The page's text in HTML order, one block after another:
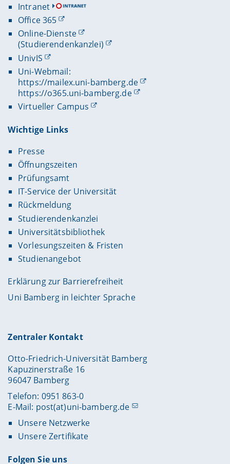
Intranet
Office 365
Online-Dienste
(Studierendenkanzlei)
UnivIS
Uni-Webmail:
https://mailex.uni-bamberg.de
https://o365.uni-bamberg.de
Virtueller Campus
Wichtige Links
Presse
Öffnungszeiten
Prüfungsamt
IT-Service der Universität
Rückmeldung
Studierendenkanzlei
Universitätsbibliothek
Vorlesungszeiten & Fristen
Studienangebot
Erklärung zur Barrierefreiheit
Uni Bamberg in leichter Sprache
Zentraler Kontakt
Otto-Friedrich-Universität Bamberg
Kapuzinerstraße 16
96047 Bamberg
Telefon: 0951 863-0
E-Mail: post(at)uni-bamberg.de
Unsere Netzwerke
Unsere Zertifikate
Folgen Sie uns